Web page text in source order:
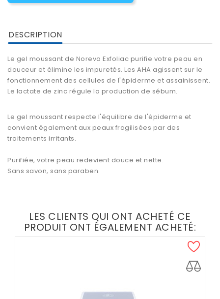
DESCRIPTION
Le gel moussant de Noreva Exfoliac purifie votre peau en
douceur et élimine les impuretés. Les AHA agissent sur le
fonctionnement des cellules de l'épiderme et assainissent.
Le lactate de zinc régule la production de sébum.
Le gel moussant respecte l'équilibre de l'épiderme et
convient également aux peaux fragilisées par des
traitements irritants.
Purifiée, votre peau redevient douce et nette.
Sans savon, sans paraben.
LES CLIENTS QUI ONT ACHETÉ CE
PRODUIT ONT ÉGALEMENT ACHETÉ: